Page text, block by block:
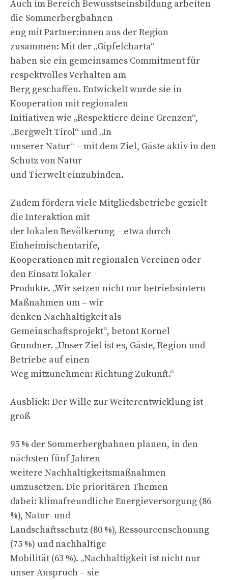
Auch im Bereich Bewusstseinsbildung arbeiten
die Sommerbergbahnen
eng mit Partner:innen aus der Region
zusammen: Mit der „Gipfelcharta“
haben sie ein gemeinsames Commitment für
respektvolles Verhalten am
Berg geschaffen. Entwickelt wurde sie in
Kooperation mit regionalen
Initiativen wie „Respektiere deine Grenzen“,
„Bergwelt Tirol“ und „In
unserer Natur“ – mit dem Ziel, Gäste aktiv in den
Schutz von Natur
und Tierwelt einzubinden.
Zudem fördern viele Mitgliedsbetriebe gezielt
die Interaktion mit
der lokalen Bevölkerung – etwa durch
Einheimischentarife,
Kooperationen mit regionalen Vereinen oder
den Einsatz lokaler
Produkte. „Wir setzen nicht nur betriebsintern
Maßnahmen um – wir
denken Nachhaltigkeit als
Gemeinschaftsprojekt“, betont Kornel
Grundner. „Unser Ziel ist es, Gäste, Region und
Betriebe auf einen
Weg mitzunehmen: Richtung Zukunft.“
Ausblick: Der Wille zur Weiterentwicklung ist
groß
95 % der Sommerbergbahnen planen, in den
nächsten fünf Jahren
weitere Nachhaltigkeitsmaßnahmen
umzusetzen. Die prioritären Themen
dabei: klimafreundliche Energieversorgung (86
%), Natur- und
Landschaftsschutz (80 %), Ressourcenschonung
(75 %) und nachhaltige
Mobilität (63 %). „Nachhaltigkeit ist nicht nur
unser Anspruch – sie